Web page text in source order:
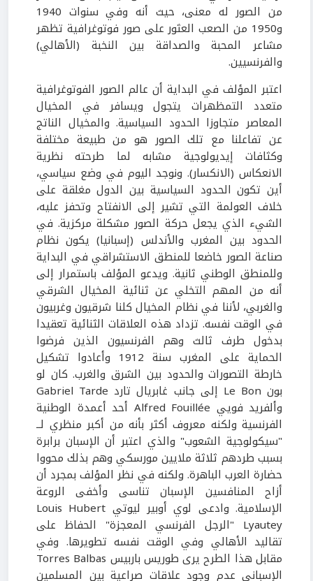
من الصور له معنى، حيث أنه وفي سنوات 1940
و1950 من الصعب العثور على صور فوتوغرافية تظهر
مشاعر المحبة والصداقة بين النخبة (الأهالي)
والفرنسيين.
اعتبر المؤلف في البداية أن عالم الصور الفوتوغرافية
متعدد التمظهرات يتجول ويسافر في المخيال
المعاصر متجاوزا الحدود السياسية. والمخيال الناتج
عن تفاعلنا مع تلك الصور هو من طبيعة مختلفة
وكثافات إيديولوجية مشابه لما طرحته نظرية
الانعكاس (الانكسار). ونوجد اليوم في وضع سياسي،
أين تكون الحدود السياسية بين الدول مغلقة على
خلاف العولمة التي تشير إلى الانفتاح وتحفز عليه،
الشيء الذي يجعل حركة الصور مشكلة مركزية. في
الحدود بين المغرب والأندلس (إسبانيا) يكون نظام
صناعة الصور خاضعا للمنطق الاستشراقي في البداية
وللمنطق الوطني ثانية. ويدعو المؤلف باستمرار إلى
أنه من المهم التخلي عن ثنائية المخيال الشرقي
والغربي، لأننا في نظام المخيال كلنا شرقيون وغربيون
في الوقت نفسه. تزداد هذه العلاقات الثنائية تعقيدا
بدخول طرف ثالث وهم الفرنسيون الذين فرضوا
الحماية على المغرب سنة 1912 وأعادوا تشكيل
خارطة التصورات والحدود بين الشرق والغرب. كان لو
بون Le Bon إلى جانب غابريال تارد Gabriel Tarde
وألفريد فويي Alfred Fouillée أحد أعمدة الوطنية
الفرنسية ولكنه معروف أكثر بأنه من أكبر منظري لــ
"سيكولوجية الشعوب" والذي اعتبر أن الإسبان برابرة
بسبب طردهم ثلاثة ملايين مورسكي وهم بذلك محووا
حضارة العرب الباهرة. ولكنه في نظر المؤلف بمجرد أن
أزاح المنافسين الإسبان تناسى وأخفى الروعة
الإسلامية. وادعى لوي أوبير ليوتي Louis Hubert
Lyautey "الرجل الفرنسي المعجزة" الحفاظ على
تقاليد الأهالي وفي الوقت نفسه تطويرها. وفي
مقابل هذا الطرح يرى طوريس باربيس Torres Balbas
الإسباني عدم وجود علاقات صراعية بين المسلمين